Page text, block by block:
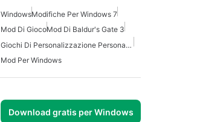
WindowsModifiche Per Windows 7
Mod Di GiocoMod Di Baldur's Gate 3
Giochi Di Personalizzazione Personaggio Per Windows
Mod Per Windows
Download gratis per Windows